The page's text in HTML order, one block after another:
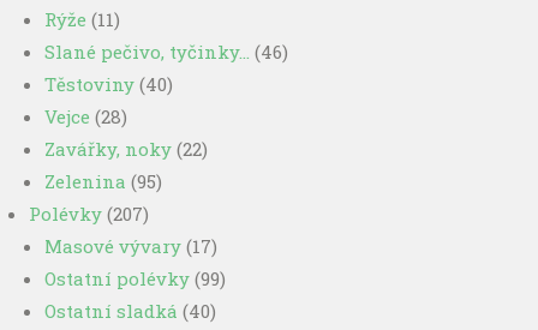
Rýže (11)
Slané pečivo, tyčinky… (46)
Těstoviny (40)
Vejce (28)
Zavářky, noky (22)
Zelenina (95)
Polévky (207)
Masové vývary (17)
Ostatní polévky (99)
Ostatní sladká (40)